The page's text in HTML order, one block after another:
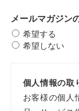
メールマガジン
希望する
希望しない
個人情報の取
お客様の個人